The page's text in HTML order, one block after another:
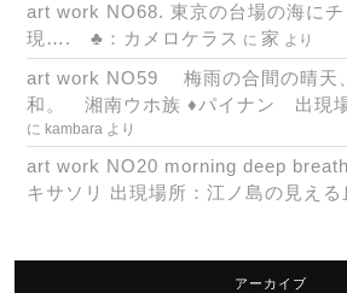
art work NO68. 東京の台場の海にチ
現…. ♣：カメロケラス に 家 より
art work NO59 梅雨の合間の晴天
和。 湘南ウホ族 ♦パイナン 出現
に kambara より
art work NO20 morning deep
キサソリ 出現場所：江ノ島の見える
アーカイブ